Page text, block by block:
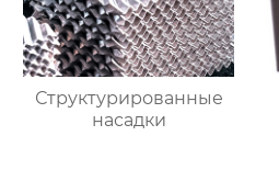
Структурированные
насадки